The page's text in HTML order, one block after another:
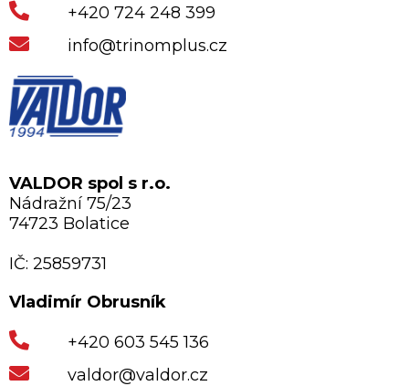
+420 724 248 399
info@trinomplus.cz
VALDOR spol s r.o.
Nádražní 75/23
74723 Bolatice
IČ: 25859731
Vladimír Obrusník
+420 603 545 136
valdor@valdor.cz